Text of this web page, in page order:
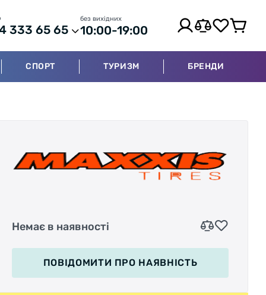
333 65 65
без вихідних
10:00-19:00
СПОРТ ТУРИЗМ БРЕНДИ
Немає в наявності
ПОВІДОМИТИ ПРО НАЯВНІСТЬ